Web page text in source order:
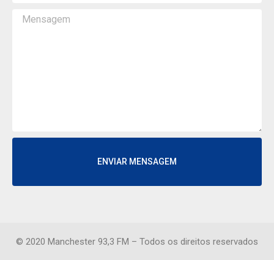
ENVIAR MENSAGEM
© 2020 Manchester 93,3 FM – Todos os direitos reservados